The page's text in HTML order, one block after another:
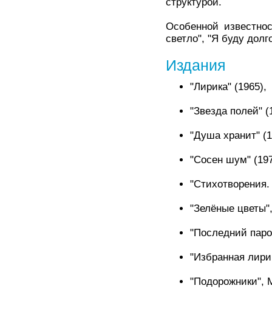
структурой.
Особенной
светло", "Я буду
Издания
"Лирика" (1965),
"Звезда полей"
"Душа хранит"
"Сосен шум"
"Зелёные
"Последний
"Избранная
"Подорожники",